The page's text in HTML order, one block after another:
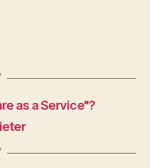
as a Service"?